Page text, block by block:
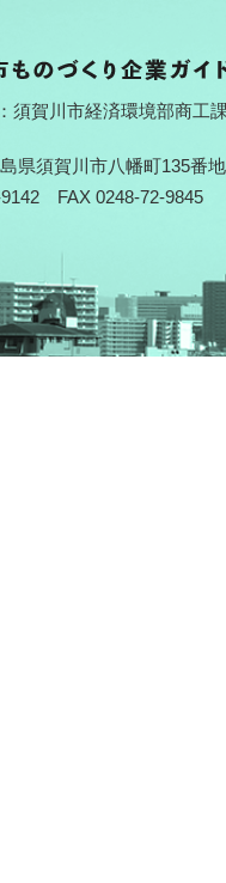
須賀川市経済環境部商工
県須賀川市八幡町135番地
9142 FAX 0248-72-9845